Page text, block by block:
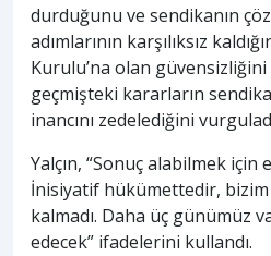
durduğunu ve sendikanın
adımlarının karşılıksız
Kurulu’na olan güvensizliğini
geçmişteki kararların
inancını zedelediğini
Yalçın, “Sonuç alabilmek için
İnisiyatif hükümettedir, bizim
kalmadı. Daha üç günümüz
edecek” ifadelerini kullandı.